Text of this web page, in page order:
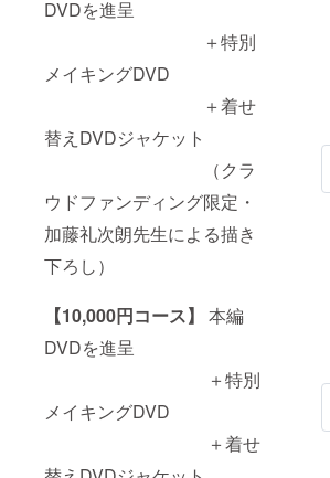
DVDを進呈
＋特別
メイキングDVD
＋着せ
替えDVDジャケット
（クラ
ウドファンディング限定・
加藤礼次朗先生による描き
下ろし）
【10,000円コース】 本編
DVDを進呈
＋特別
メイキングDVD
＋着せ